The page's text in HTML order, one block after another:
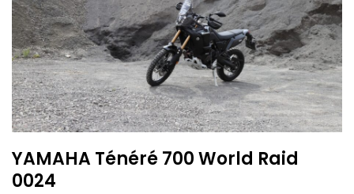
YAMAHA Ténéré 700 World Raid
0024